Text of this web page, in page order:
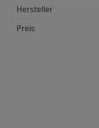
Hersteller
Preis